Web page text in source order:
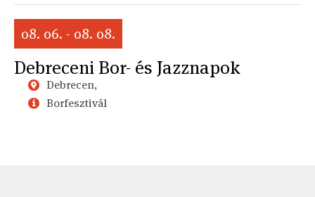
08. 06. - 08. 08.
Debreceni Bor- és Jazznapok
Debrecen,
Borfesztivál